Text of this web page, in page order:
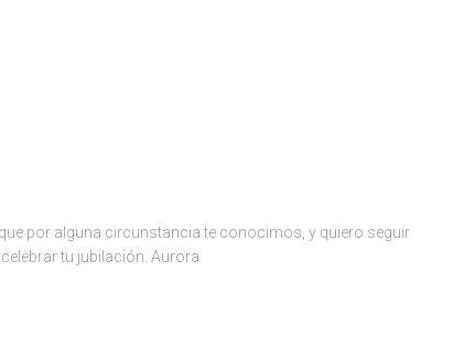
por alguna circunstancia te conocimos, y quiero seguir
tu jubilación. Aurora